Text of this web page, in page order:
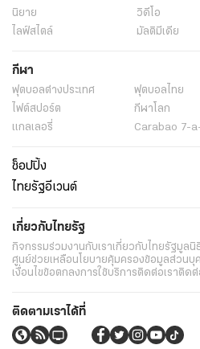
นิยาย
วิดีโอ
ไลฟ์สไตล์
มัลติมีเดีย
กีฬา
ฟุตบอลต่่างประเทศ ฟุตบอลไทย
ไฟต์สปอร์ต
กีฬาโลก
แกลเลอรี่
Carabao 7-
ช็อปปิ้ง
ไทยรัฐอีเวนต์
เกี่ยวกับไทยรัฐ
กิจกรรมร่วมงานกับเราเกี่ยวกับไทยรัฐมูลนิ
ศูนย์ช่วยเหลือนโยบายคุ้มครองข้อมูลส่วนบุ
เงื่อนไขข้อตกลงการใช้บริการติดต่อเราติด
ติดตามเราได้ที่